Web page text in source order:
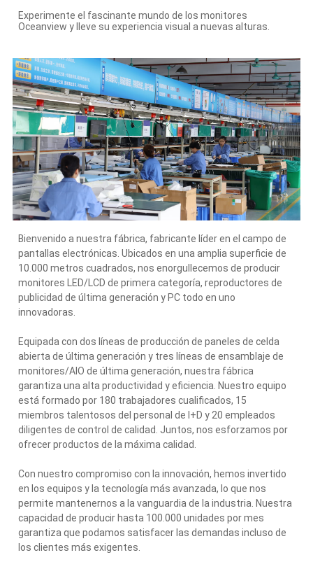
Experimente el fascinante mundo de los monitores
Oceanview y lleve su experiencia visual a nuevas alturas.
Bienvenido a nuestra fábrica, fabricante líder en el campo de
pantallas electrónicas. Ubicados en una amplia superficie de
10.000 metros cuadrados, nos enorgullecemos de producir
monitores LED/LCD de primera categoría, reproductores de
publicidad de última generación y PC todo en uno
innovadoras.
Equipada con dos líneas de producción de paneles de celda
abierta de última generación y tres líneas de ensamblaje de
monitores/AIO de última generación, nuestra fábrica
garantiza una alta productividad y eficiencia. Nuestro equipo
está formado por 180 trabajadores cualificados, 15
miembros talentosos del personal de I+D y 20 empleados
diligentes de control de calidad. Juntos, nos esforzamos por
ofrecer productos de la máxima calidad.
Con nuestro compromiso con la innovación, hemos invertido
en los equipos y la tecnología más avanzada, lo que nos
permite mantenernos a la vanguardia de la industria. Nuestra
capacidad de producir hasta 100.000 unidades por mes
garantiza que podamos satisfacer las demandas incluso de
los clientes más exigentes.